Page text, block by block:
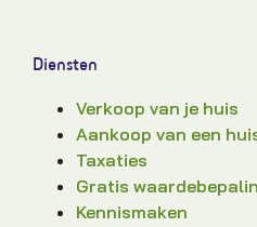
Diensten
Verkoop van je huis
Aankoop van een
Taxaties
Gratis
Kennismaken